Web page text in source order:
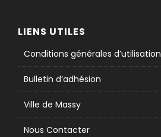
LIENS UTILES
Conditions générales d’utilisation
Bulletin d’adhésion
Ville de Massy
Nous Contacter